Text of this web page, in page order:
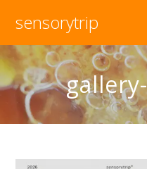
sensorytrip